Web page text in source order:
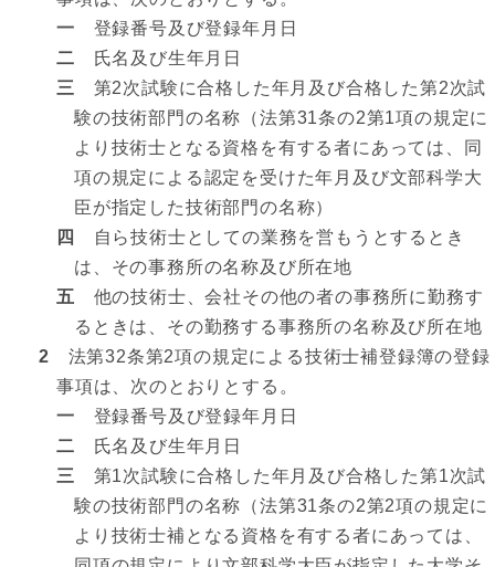
一 登録番号及び登録年月日
二 氏名及び生年月日
三
第2次試験に合格した年月及び合格した第2次試
験の技術部門の名称（法第31条の2第1項の規定に
より技術士となる資格を有する者にあっては、同
項の規定による認定を受けた年月及び文部科学大
臣が指定した技術部門の名称）
四
自ら技術士としての業務を営もうとするとき
は、その事務所の名称及び所在地
五 他の技術士、会社その他の者の事務所に勤務す
るときは、その勤務する事務所の名称及び所在地
2 法第32条第2項の規定による技術士補登録簿の登録
事項は、次のとおりとする。
一 登録番号及び登録年月日
二 氏名及び生年月日
三
第1次試験に合格した年月及び合格した第1次試
験の技術部門の名称（法第31条の2第2項の規定に
より技術士補となる資格を有する者にあっては、